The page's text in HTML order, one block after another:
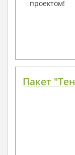
проектом!
Пакет